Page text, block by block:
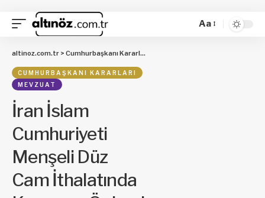
Aa
altinoz.com.tr > Cumhurbaşkanı Kararları
CUMHURBAŞKANI KARARLARI
MEVZUAT
İran İslam
Cumhuriyeti
Menşeli Düz
Cam İthalatında